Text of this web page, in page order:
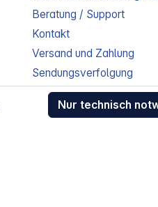
Beratung / Support
Kontakt
Versand und Zahlung
Sendungsverfolgung
Gewährleistung /
Erklärung zur
Nur technisch